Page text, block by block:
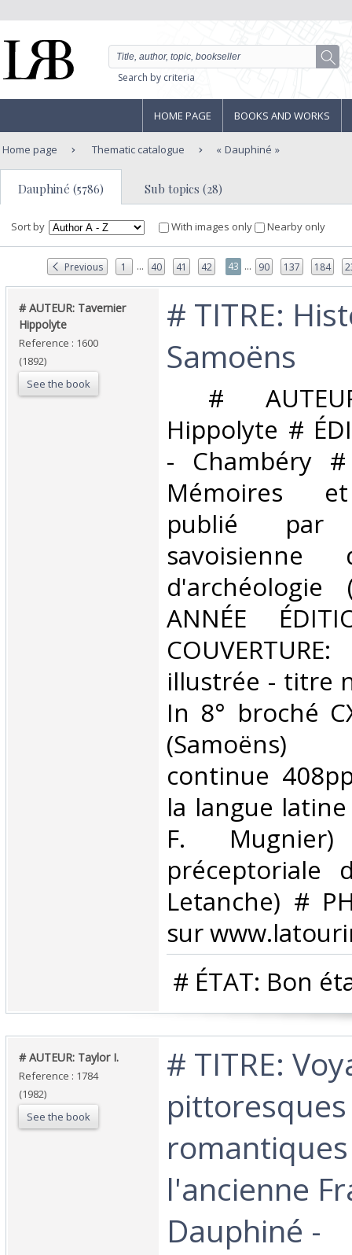
Search by criteria
HOME PAGE BOOKS AND WORKS
Home page Thematic catalogue Dauphiné
Dauphiné (5786) Sub topics (28)
Sort by With images only Nearby only
Previous 1 ... 40 41 42 43 ... 90 137 184
‎# AUTEUR: Tavernier
Hippolyte‎
Reference : 1600
(1892)
See the book
‎# TITRE:
Samoëns‎
#
Hippolyte #
- Chambéry #
Mémoires
publié
ANNÉE
illustrée - titre
In 8° broché
continue
la langue
F.
préceptoriale
Letanche) #
sur
# ÉTAT: Bon
‎# AUTEUR: Taylor I.‎
Reference : 1784
(1982)
See the book
‎# TITRE:
l'ancienne
Dauphiné -‎